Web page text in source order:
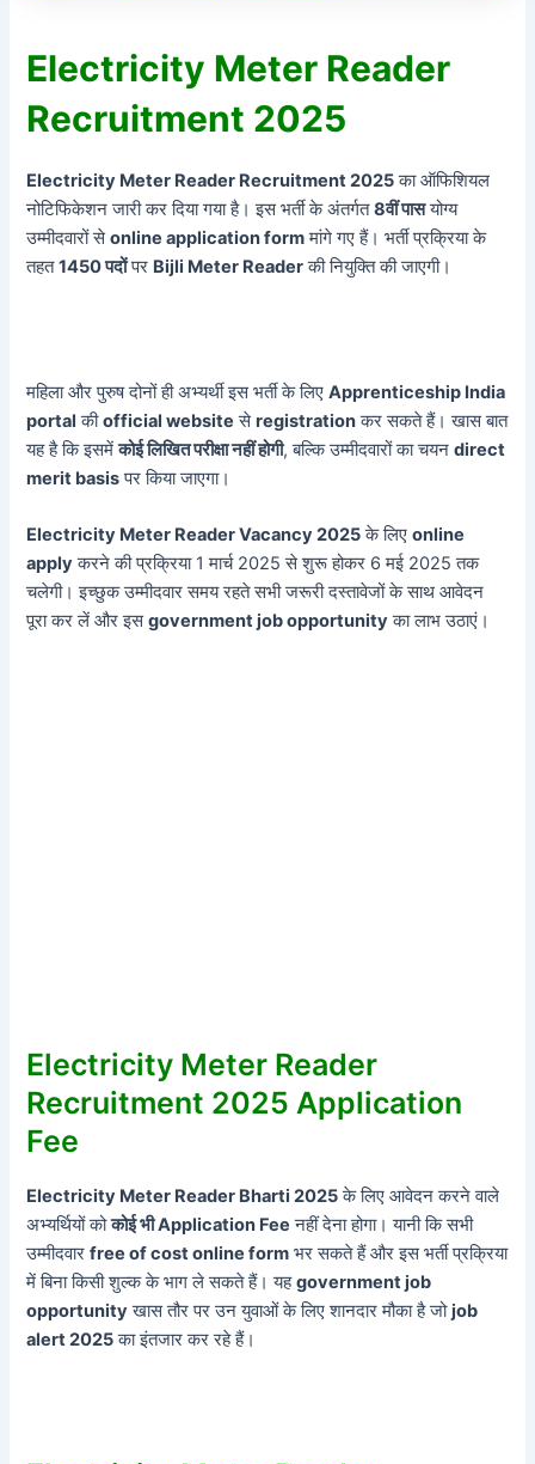
Electricity Meter Reader
Recruitment 2025
Electricity Meter Reader Recruitment 2025का ऑफिशियल
नोटिफिकेशन जारी कर दिया गया है। इस भर्ती के अंतर्गत8वीं पासयोग्य
उम्मीदवारों सेonline application formमांगे गए हैं। भर्ती प्रक्रिया के
तहत1450 पदोंपर Bijli Meter Readerकी नियुक्ति की जाएगी।
महिला और पुरुष दोनों ही अभ्यर्थी इस भर्ती के लिएApprenticeship India
portal कीofficial website सेregistrationकर सकते हैं। खास बात
यह है कि इसमेंकोई लिखित परीक्षा नहीं होगी, बल्कि उम्मीदवारों का चयनdirect
merit basisपर किया जाएगा।
Electricity Meter Reader Vacancy 2025के लिएonline
apply करने की प्रक्रिया 1 मार्च 2025 से शुरू होकर 6 मई 2025 तक
चलेगी। इच्छुक उम्मीदवार समय रहते सभी जरूरी दस्तावेजों के साथ आवेदन
पूरा कर लें और इसgovernment job opportunity का लाभ उठाएं।
Electricity Meter Reader
Recruitment 2025 Application
Fee
Electricity Meter Reader Bharti 2025के लिए आवेदन करने वाले
अभ्यर्थियों कोकोई भी Application Fee नहीं देना होगा। यानी कि सभी
उम्मीदवारfree of cost online form भर सकते हैं और इस भर्ती प्रक्रिया
में बिना किसी शुल्क के भाग ले सकते हैं। यहgovernment job
opportunity खास तौर पर उन युवाओं के लिए शानदार मौका है जोjob
alert 2025का इंतजार कर रहे हैं।